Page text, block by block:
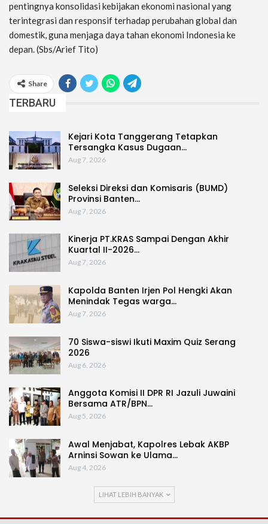
pentingnya konsolidasi kebijakan ekonomi nasional yang
terintegrasi dan responsif terhadap perubahan global dan
domestik, guna menjaga daya tahan ekonomi Indonesia ke
depan. (Sbs/Arief Tito)
Share
TERBARU
Kejari Kota Tanggerang Tetapkan
Tersangka Kasus Dugaan…
Aug 7, 2026
Seleksi Direksi dan Komisaris (BUMD)
Provinsi Banten…
Aug 7, 2026
Kinerja PT.KRAS Sampai Dengan Akhir
Kuartal II-2026…
Aug 7, 2026
Kapolda Banten Irjen Pol Hengki Akan
Menindak Tegas warga…
Aug 7, 2026
70 Siswa-siswi Ikuti Maxim Quiz Serang
2026
Aug 6, 2026
Anggota Komisi II DPR RI Jazuli Juwaini
Bersama ATR/BPN…
Aug 5, 2026
Awal Menjabat, Kapolres Lebak AKBP
Arninsi Sowan ke Ulama…
Aug 4, 2026
LIHAT LEBIH BANYAK